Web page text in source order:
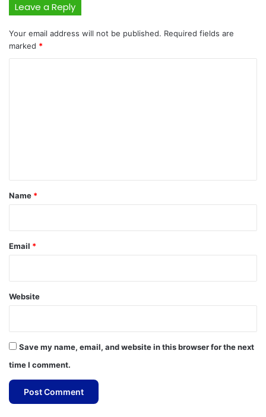
Leave a Reply
Your email address will not be published. Required fields are
marked *
*
Name *
Email *
Website
Save my name, email, and website in this browser for the next
time I comment.